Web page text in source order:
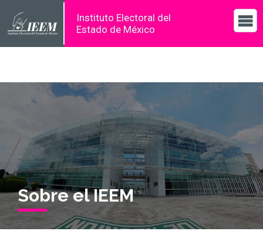
Instituto Electoral del
Estado de México
Sobre el IEEM